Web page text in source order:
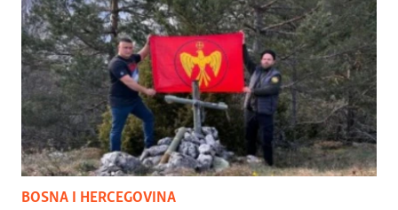
BOSNA I HERCEGOVINA